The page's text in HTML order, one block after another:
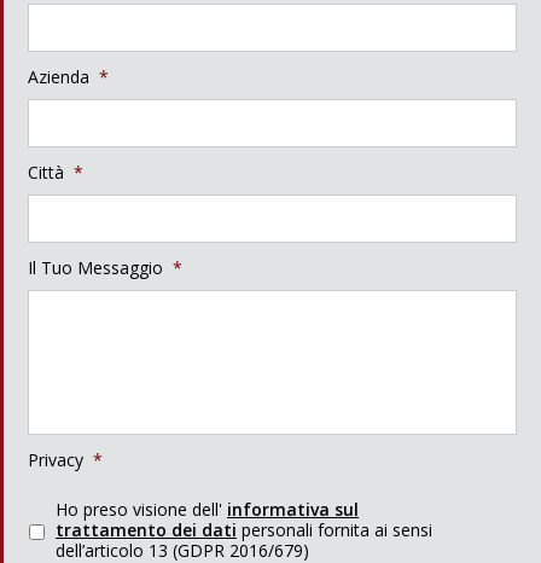
Azienda *
Città *
Il Tuo Messaggio *
Privacy *
Ho preso visione dell' informativa sul
trattamento dei dati personali fornita ai sensi
dell’articolo 13 (GDPR 2016/679)